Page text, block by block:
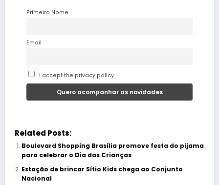
Primeiro Nome
Email
I accept the privacy policy
Related Posts:
Boulevard Shopping Brasília promove festa do pijama
para celebrar o Dia das Crianças
Estação de brincar Sítio Kids chega ao Conjunto
Nacional